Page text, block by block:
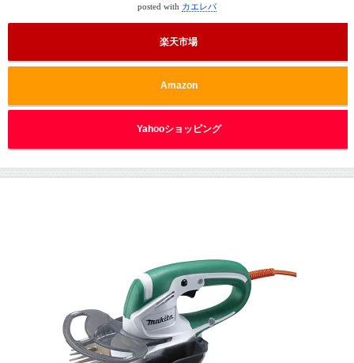
posted with カエレバ
楽天市場
Amazon
Yahooショッピング